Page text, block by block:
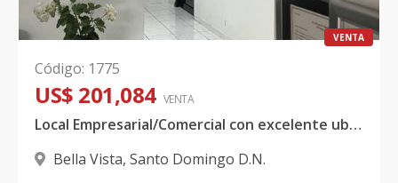
VENTA
Código: 1775
US$ 201,084 VENTA
Local Empresarial/Comercial con excelente ubicación, Bella Vista
Bella Vista, Santo Domingo D.N.